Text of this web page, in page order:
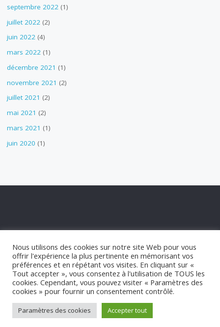
septembre 2022(1)
juillet 2022 (2)
juin 2022(4)
mars 2022(1)
décembre 2021 (1)
novembre 2021 (2)
juillet 2021 (2)
mai 2021 (2)
mars 2021 (1)
juin 2020 (1)
POLITIQUE DE COOKIES
STATUT APPM
©2021 appm-marseillan.com
Nous utilisons des cookies sur notre site Web pour vous
offrir l'expérience la plus pertinente en mémorisant vos
préférences et en répétant vos visites. En cliquant sur «
Tout accepter », vous consentez à l'utilisation de TOUS les
cookies. Cependant, vous pouvez visiter « Paramètres des
cookies » pour fournir un consentement contrôlé.
Paramètres des cookies Accepter tout